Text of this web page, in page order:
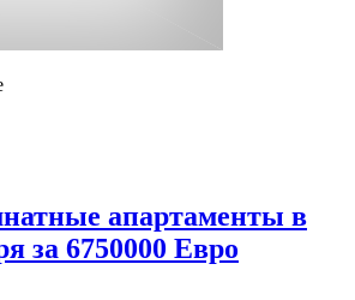
апартаменты в
за 6750000 Евро